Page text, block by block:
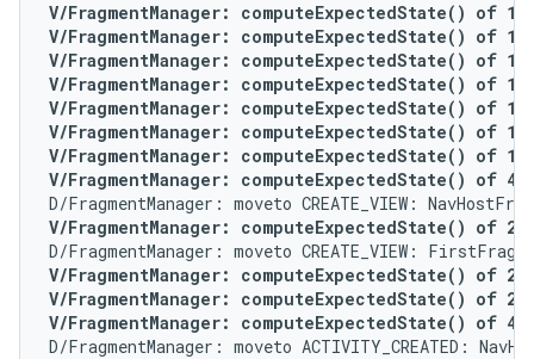
V/FragmentManager: computeExpectedState() of 1
V/FragmentManager: computeExpectedState() of 1
V/FragmentManager: computeExpectedState() of 1
V/FragmentManager: computeExpectedState() of 1
V/FragmentManager: computeExpectedState() of 1
V/FragmentManager: computeExpectedState() of 1
V/FragmentManager: computeExpectedState() of 1
V/FragmentManager: computeExpectedState() of 4
V/FragmentManager: computeExpectedState() of 2
V/FragmentManager: computeExpectedState() of 2
V/FragmentManager: computeExpectedState() of 2
V/FragmentManager: computeExpectedState() of 4
D/FragmentManager: moveto ACTIVITY_CREATED: